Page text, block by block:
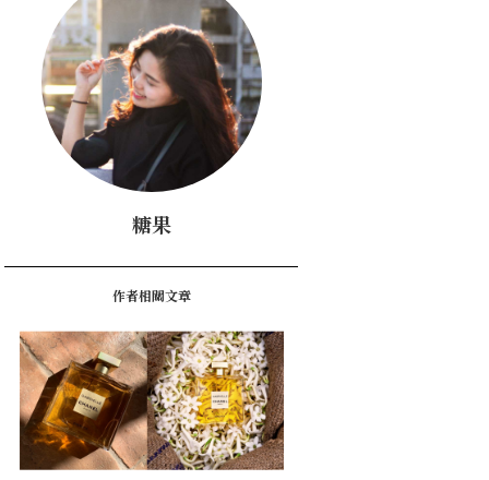
糖果
作者相關文章